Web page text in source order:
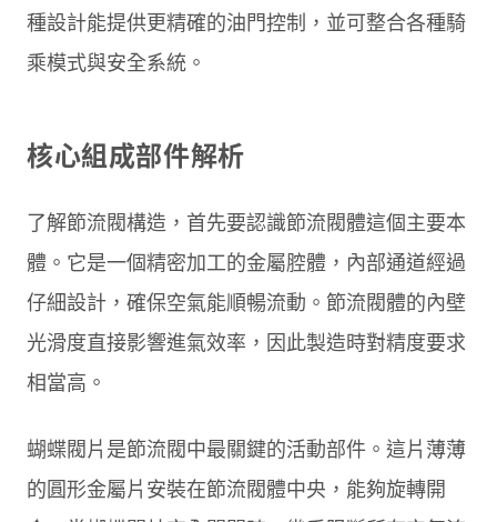
種設計能提供更精確的油門控制，並可整合各種騎
乘模式與安全系統。
核心組成部件解析
了解節流閥構造，首先要認識節流閥體這個主要本
體。它是一個精密加工的金屬腔體，內部通道經過
仔細設計，確保空氣能順暢流動。節流閥體的內壁
光滑度直接影響進氣效率，因此製造時對精度要求
相當高。
蝴蝶閥片是節流閥中最關鍵的活動部件。這片薄薄
的圓形金屬片安裝在節流閥體中央，能夠旋轉開